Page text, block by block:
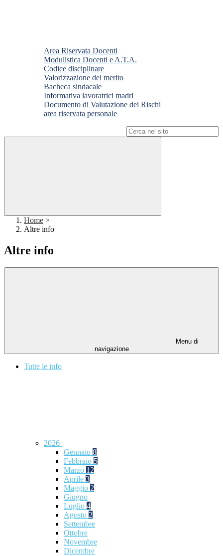
Area Riservata Docenti
Modulistica Docenti e A.T.A.
Codice disciplinare
Valorizzazione del merito
Bacheca sindacale
Informativa lavoratrici madri
Documento di Valutazione dei Rischi
area riservata personale
Home >
Altre info
Altre info
Menu di
navigazione
Tutte le info
2026
Gennaio 8
Febbraio 5
Marzo 12
Aprile 3
Maggio 2
Giugno
Luglio 4
Agosto 2
Settembre
Ottobre
Novembre
Dicembre